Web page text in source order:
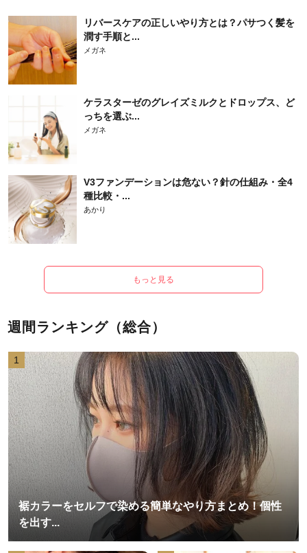
リバースケアの正しいやり方とは？パサつく髪を
潤す手順と...
メガネ
ケラスターゼのグレイズミルクとドロップス、ど
っちを選ぶ...
メガネ
V3ファンデーションは危ない？針の仕組み・全4
種比較・...
あかり
もっと見る
週間ランキング（総合）
1
裾カラーをセルフで染める簡単なやり方まとめ！個性
を出す...